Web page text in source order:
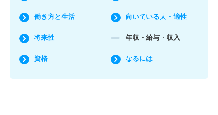
働き方と生活 向いている人・適性
将来性 年収・給与・収入
資格 なるには